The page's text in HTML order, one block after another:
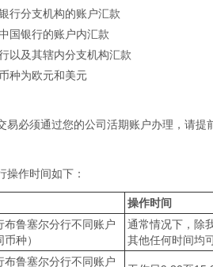
行分支机构的账户汇款
国银行的账户内汇款
以及其辖内分支机构汇款
种为欧元和美元
易必须通过您的公司活期账户办理，请
操作时间如下：
操作时间
布鲁塞尔分行不同账户
种）
通常情况下，除
其他任何时间均
布鲁塞尔分行不同账户